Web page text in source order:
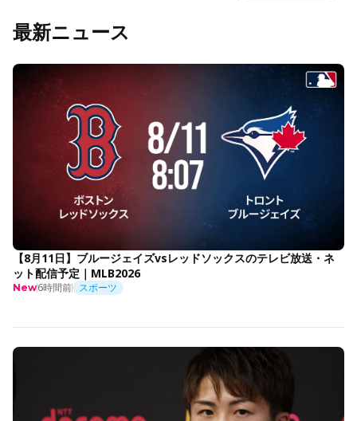
最新ニュース
【8月11日】ブルージェイズvsレッドソックスのテレビ放送・ネ
ット配信予定｜MLB2026
New6時間前 スポーツ